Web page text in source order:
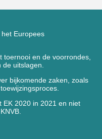
Europees
toernooi en de voorrondes,
uitslagen.
bijkomende zaken, zoals
EK 2020 in 2021 en niet